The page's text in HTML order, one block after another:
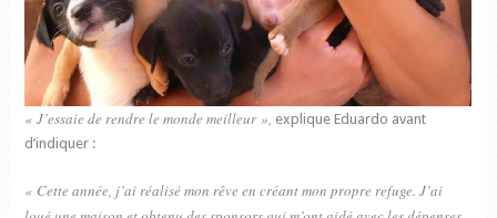
« J’essaie de rendre le monde meilleur », explique Eduardo avant
d’indiquer :
« Cette année, j’ai réalisé mon rêve en créant mon propre refuge. J’ai